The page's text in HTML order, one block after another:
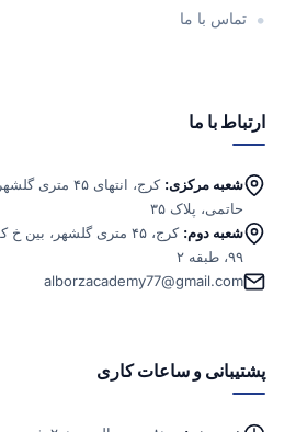
تماس با ما
ارتباط با ما
شعبه مرکزی:
کرج، انتهای
حاتمی، پلاک ۳۵
شعبه دوم:
کرج، ۴۵ متری گلشهر،
۹۹، طبقه ۲
alborzacademy77@gmail.com
پشتیبانی و ساعات کاری